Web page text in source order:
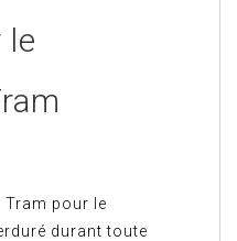
le
Tram pour le
durant toute